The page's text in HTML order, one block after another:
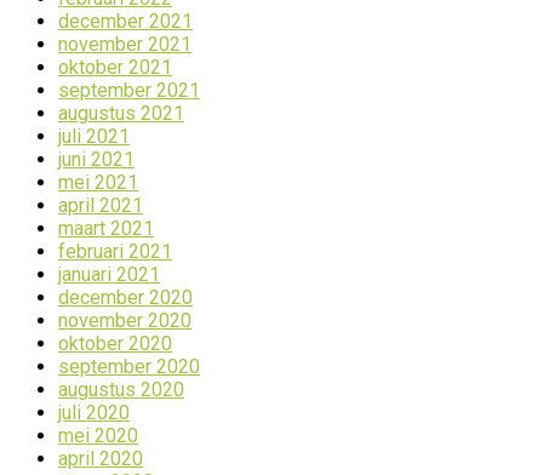
december 2021
november 2021
oktober 2021
september 2021
augustus 2021
juli 2021
juni 2021
mei 2021
april 2021
maart 2021
februari 2021
januari 2021
december 2020
november 2020
oktober 2020
september 2020
augustus 2020
juli 2020
mei 2020
april 2020